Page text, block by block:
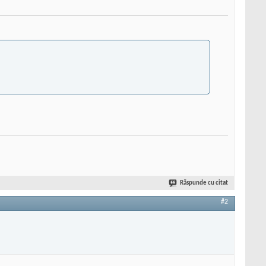
Răspunde cu citat
#2